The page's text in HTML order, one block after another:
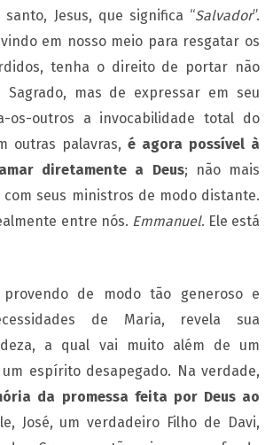
Jesus, que significa “Salvador”.
em nosso meio para resgatar os
tenha o direito de portar não
Sagrado, mas de expressar em seu
os-outros a invocabilidade total do
outras palavras, é agora possível à
diretamente a Deus; não mais
seus ministros de modo distante.
entre nós. Emmanuel. Ele está
de modo tão generoso e
de Maria, revela sua
a qual vai muito além de um
espírito desapegado. Na verdade,
da promessa feita por Deus ao
José, um verdadeiro Filho de Davi,